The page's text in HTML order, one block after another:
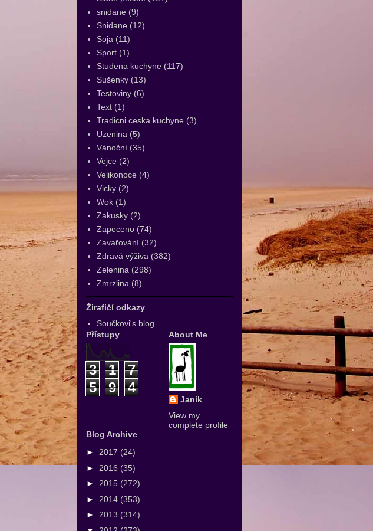
snidane (9)
Snidane (12)
Soja (11)
Sport (1)
Studena kuchyne (117)
Sušenky (13)
Testoviny (6)
Text (1)
Tradicni ceska kuchyne (3)
Uzenina (5)
Vánoční (35)
Vejce (2)
Velikonoce (4)
Vicky (2)
Wok (1)
Zakusky (2)
Zapeceno (74)
Zavařování (32)
Zdravá výživa (382)
Zelenina (298)
Zmrzlina (8)
Žirafičí odkazy
Součkovi's blog
Přístupy
3 1
7
5
9 4
About Me
Janik
View my
complete profile
Blog Archive
► 2017 (24)
► 2016 (35)
► 2015 (272)
► 2014 (353)
► 2013 (314)